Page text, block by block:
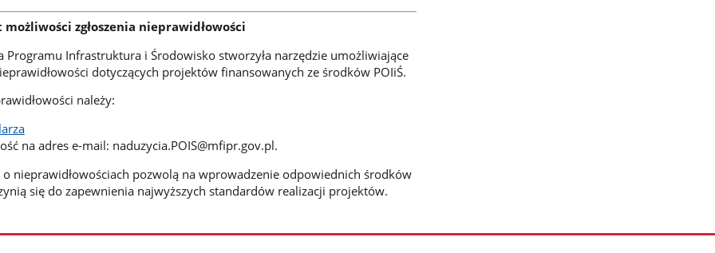
zgłoszenia nieprawidłowości
Programu Infrastruktura i Środowisko stworzyła narzędzie umożliwiające
dotyczących projektów finansowanych ze środków POIiŚ.
należy:
na adres e-mail: naduzycia.POIS@mfipr.gov.pl.
o nieprawidłowościach pozwolą na wprowadzenie odpowiednich środków
się do zapewnienia najwyższych standardów realizacji projektów.